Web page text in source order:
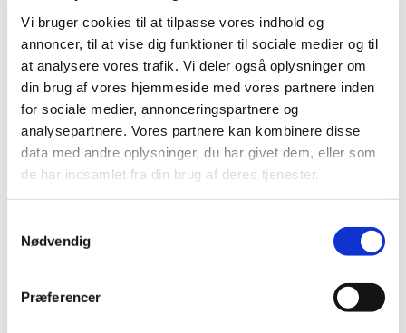
Vi bruger cookies til at tilpasse vores indhold og
annoncer, til at vise dig funktioner til sociale medier og til
at analysere vores trafik. Vi deler også oplysninger om
din brug af vores hjemmeside med vores partnere inden
for sociale medier, annonceringspartnere og
analysepartnere. Vores partnere kan kombinere disse
data med andre oplysninger, du har givet dem, eller som
de har indsamlet fra din brug af deres tjenester.
Nødvendig
Præferencer
Revurdering af tilskudsstatus for NSAID'er og
lægemidler mod svage smerter
|24. september 2013|
Medicintilskudsnævnet vil i slutningen af 2013 eller
starten af 2014 påbegynde arbejdet med revurdering af
Afgørelse om generelt tilskud til Esmya
|19. september 2013 |
Vi har truffet afgørelse i ansøgning om generelt tilskud til
|19. september 2013
Vi har truffet afgørelse i ansøgning om generelt tilskud til